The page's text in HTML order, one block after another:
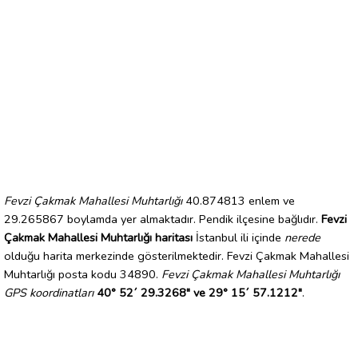
Fevzi Çakmak Mahallesi Muhtarlığı40.874813 enlem ve
29.265867 boylamda yer almaktadır. Pendik ilçesine bağlıdır. Fevzi
Çakmak Mahallesi Muhtarlığı haritası İstanbul ili içinde nerede
olduğu harita merkezinde gösterilmektedir. Fevzi Çakmak Mahallesi
Muhtarlığı posta kodu 34890. Fevzi Çakmak Mahallesi Muhtarlığı
GPS koordinatları 40° 52´ 29.3268" ve 29° 15´ 57.1212".